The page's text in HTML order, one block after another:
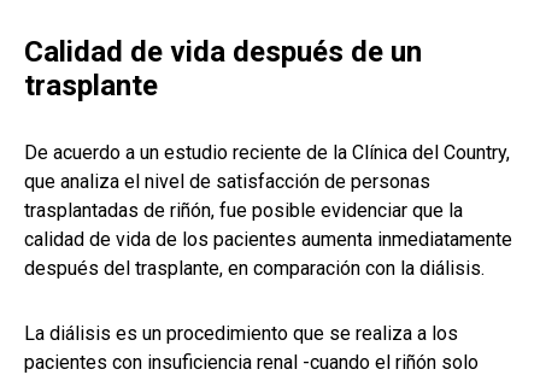
Calidad de vida después de un
trasplante
De acuerdo a un estudio reciente de la Clínica del Country,
que analiza el nivel de satisfacción de personas
trasplantadas de riñón, fue posible evidenciar que la
calidad de vida de los pacientes aumenta inmediatamente
después del trasplante, en comparación con la diálisis.
La diálisis es un procedimiento que se realiza a los
pacientes con insuficiencia renal -cuando el riñón solo